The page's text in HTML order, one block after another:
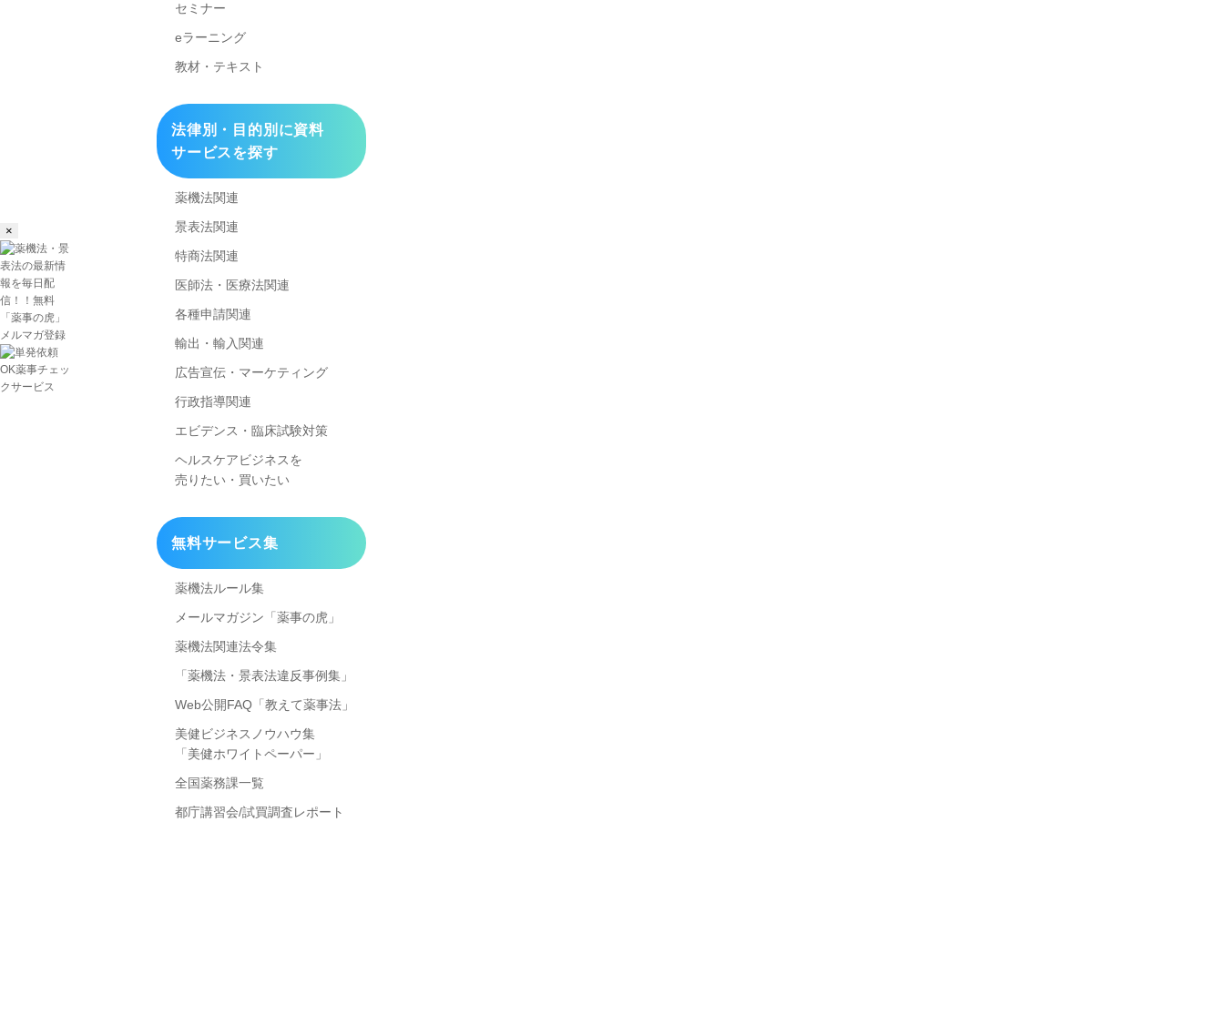
×
セミナー
eラーニング
教材・テキスト
法律別・目的別に資料
サービスを探す
薬機法関連
景表法関連
特商法関連
医師法・医療法関連
各種申請関連
輸出・輸入関連
広告宣伝・マーケティング
行政指導関連
エビデンス・臨床試験対策
ヘルスケアビジネスを
売りたい・買いたい
無料サービス集
薬機法ルール集
メールマガジン「薬事の虎」
薬機法関連法令集
「薬機法・景表法違反事例集」
Web公開FAQ「教えて薬事法」
美健ビジネスノウハウ集
「美健ホワイトペーパー」
全国薬務課一覧
都庁講習会/試買調査レポート